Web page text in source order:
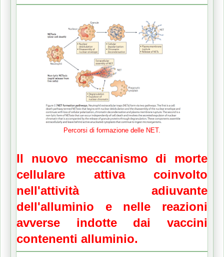
Percorsi di formazione delle NET.
Il nuovo meccanismo di morte
cellulare attiva coinvolto
nell'attività adiuvante
dell'alluminio e nelle reazioni
avverse indotte dai vaccini
contenenti alluminio.